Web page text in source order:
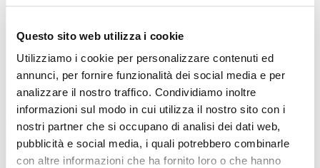
Questo sito web utilizza i cookie
Utilizziamo i cookie per personalizzare contenuti ed
annunci, per fornire funzionalità dei social media e per
analizzare il nostro traffico. Condividiamo inoltre
informazioni sul modo in cui utilizza il nostro sito con i
nostri partner che si occupano di analisi dei dati web,
pubblicità e social media, i quali potrebbero combinarle
con altre informazioni che ha fornito loro o che hanno
Il sistema di luci permette di pedalare in completa sicurezza